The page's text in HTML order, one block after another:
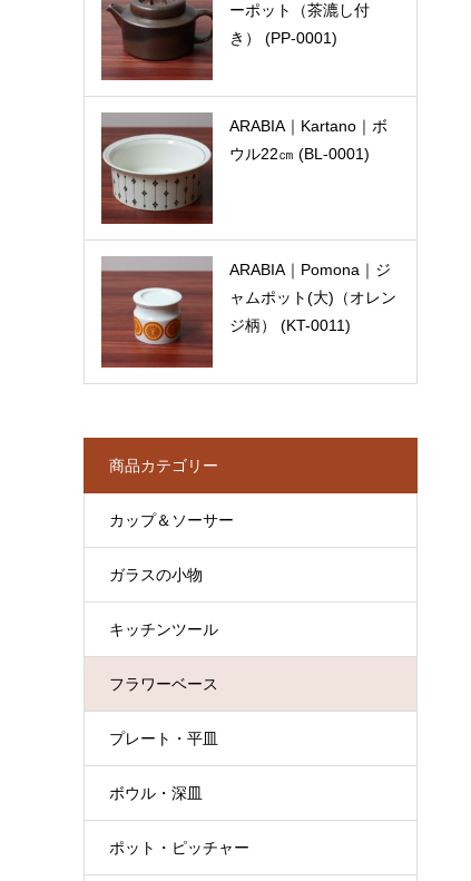
ーポット（茶漉し付
き） (PP-0001)
ARABIA｜Kartano｜ボ
ウル22㎝ (BL-0001)
ARABIA｜Pomona｜ジ
ャムポット(大)（オレン
ジ柄） (KT-0011)
商品カテゴリー
カップ＆ソーサー
ガラスの小物
キッチンツール
フラワーベース
プレート・平皿
ボウル・深皿
ポット・ピッチャー